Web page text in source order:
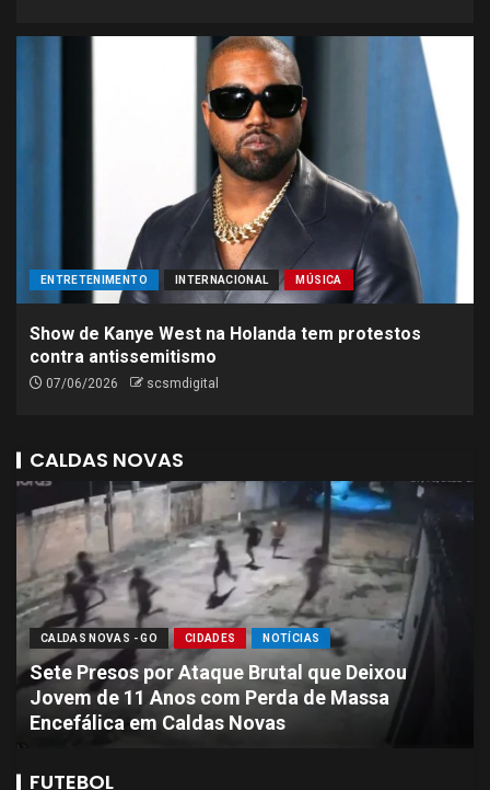
ENTRETENIMENTO INTERNACIONAL MÚSICA
Show de Kanye West na Holanda tem protestos
contra antissemitismo
07/06/2026 scsmdigital
CALDAS NOVAS
CALDAS NOVAS - GO CIDADES NOTÍCIAS
Sete Presos por Ataque Brutal que Deixou
Jovem de 11 Anos com Perda de Massa
Encefálica em Caldas Novas
FUTEBOL